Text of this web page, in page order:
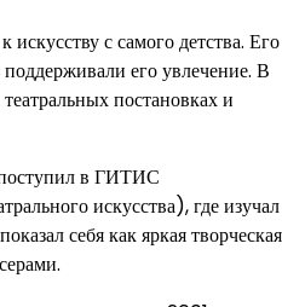
с самого детства. Его
его увлечение. В
постановках и
в ГИТИС
искусства), где изучал
себя как яркая творческая